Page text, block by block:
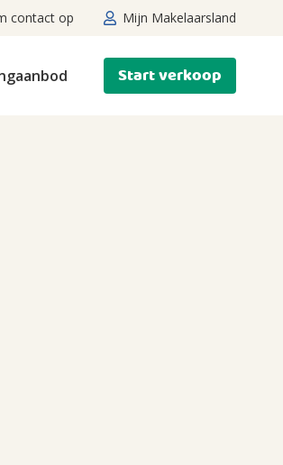
contact op Mijn Makelaarsland
Start verkoop